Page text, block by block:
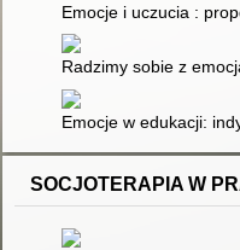
Emocje i uczucia :
Radzimy sobie z
Emocje w edukacji:
SOCJOTERAPIA W